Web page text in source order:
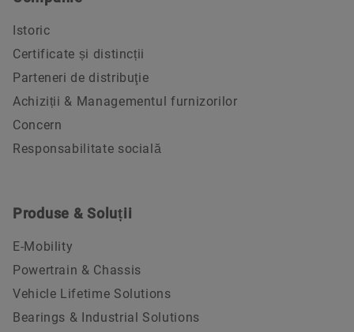
Istoric
Certificate și distincții
Parteneri de distribuţie
Achiziții & Managementul furnizorilor
Concern
Responsabilitate socială
Produse & Soluții
E-Mobility
Powertrain & Chassis
Vehicle Lifetime Solutions
Bearings & Industrial Solutions